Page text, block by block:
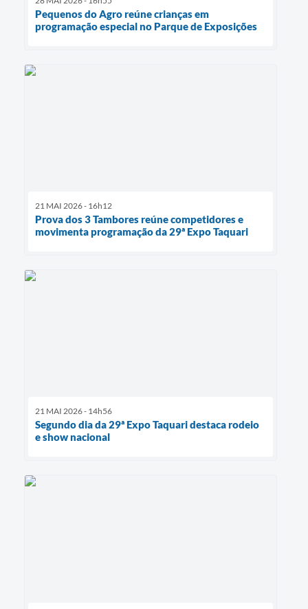
Pequenos do Agro reúne crianças em
programação especial no Parque de Exposições
21 MAI 2026 - 16h12
Prova dos 3 Tambores reúne competidores e
movimenta programação da 29ª Expo Taquari
21 MAI 2026 - 14h56
Segundo dia da 29ª Expo Taquari destaca rodeio
e show nacional